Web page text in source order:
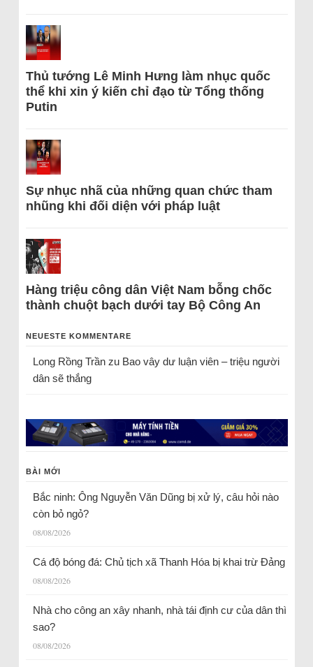
Thủ tướng Lê Minh Hưng làm nhục quốc
thể khi xin ý kiến chỉ đạo từ Tổng thống
Putin
Sự nhục nhã của những quan chức tham
nhũng khi đối diện với pháp luật
Hàng triệu công dân Việt Nam bỗng chốc
thành chuột bạch dưới tay Bộ Công An
NEUESTE KOMMENTARE
Long Rồng Trầnzu Bao vây dư luận viên – triệu người
dân sẽ thắng
BÀI MỚI
Bắc ninh: Ông Nguyễn Văn Dũng bị xử lý, câu hỏi nào
còn bỏ ngỏ?
08/08/2026
Cá độ bóng đá: Chủ tịch xã Thanh Hóa bị khai trừ Đảng
08/08/2026
Nhà cho công an xây nhanh, nhà tái định cư của dân thì
sao?
08/08/2026